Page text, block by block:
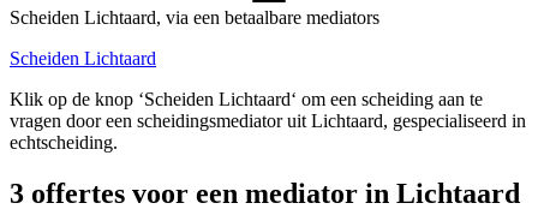
Scheiden Lichtaard, via een betaalbare mediators
Scheiden Lichtaard
Klik op de knop ‘Scheiden Lichtaard‘ om een scheiding aan te
vragen door een scheidingsmediator uit Lichtaard, gespecialiseerd in
echtscheiding.
3 offertes voor een mediator in Lichtaard